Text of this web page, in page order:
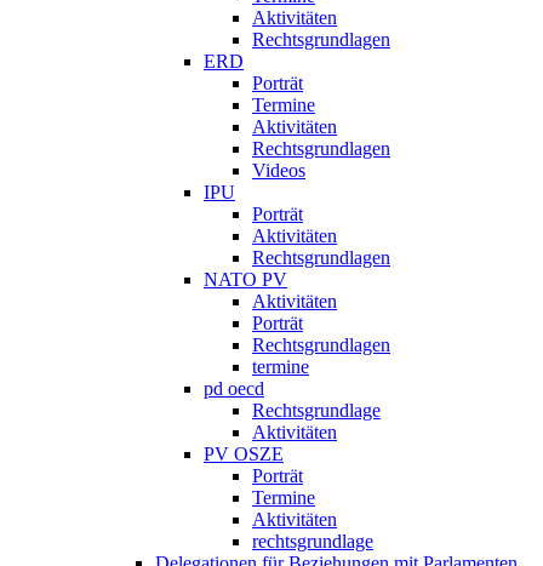
Aktivitäten
Rechtsgrundlagen
ERD
Porträt
Termine
Aktivitäten
Rechtsgrundlagen
Videos
IPU
Porträt
Aktivitäten
Rechtsgrundlagen
NATO PV
Aktivitäten
Porträt
Rechtsgrundlagen
termine
pd oecd
Rechtsgrundlage
Aktivitäten
PV OSZE
Porträt
Termine
Aktivitäten
rechtsgrundlage